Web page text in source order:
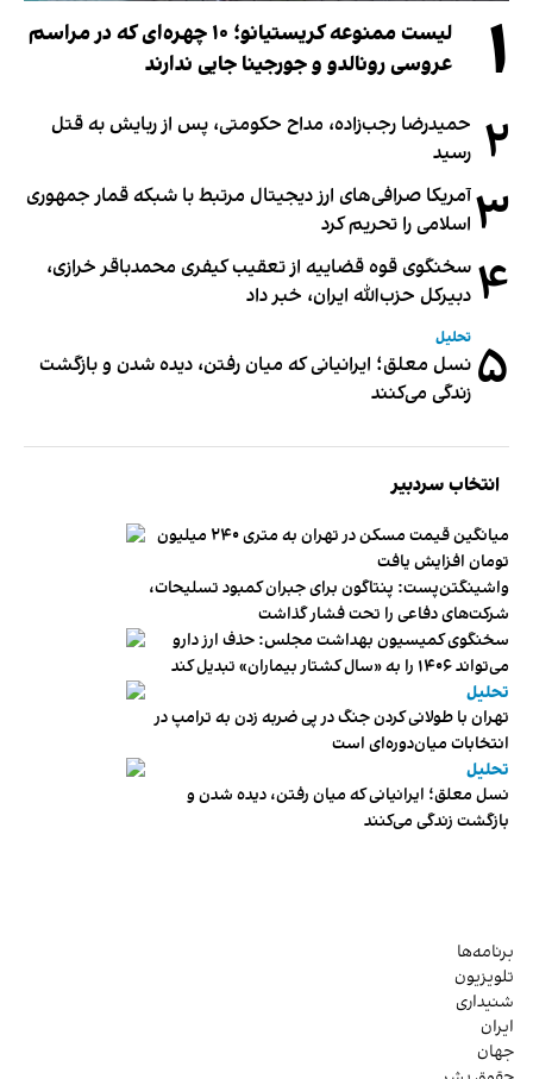
۱
لیست ممنوعه کریستیانو؛ ۱۰ چهره‌ای که در مراسم
عروسی رونالدو و جورجینا جایی ندارند
۲ حمیدرضا رجب‌زاده، مداح حکومتی، پس از ربایش به قتل
رسید
۳آمریکا صرافی‌های ارز دیجیتال مرتبط با شبکه قمار جمهوری
اسلامی را تحریم کرد
۴ سخنگوی قوه قضاییه از تعقیب کیفری محمدباقر خرازی،
دبیر‌کل حزب‌الله ایران، خبر داد
۵ تحلیل
نسل معلق؛ ایرانیانی که میان رفتن، دیده شدن و بازگشت
زندگی می‌کنند
انتخاب سردبیر
میانگین قیمت مسکن در تهران به متری ۲۴۰ میلیون
تومان افزایش یافت
واشینگتن‌پست: پنتاگون برای جبران کمبود تسلیحات،
شرکت‌های دفاعی را تحت فشار گذاشت
سخنگوی کمیسیون بهداشت مجلس: حذف ارز دارو
می‌تواند ۱۴۰۶ را به «سال کشتار بیماران» تبدیل کند
تحلیل
تهران با طولانی کردن جنگ در پی ضربه زدن به ترامپ در
انتخابات میان‌دوره‌ای است
تحلیل
نسل معلق؛ ایرانیانی که میان رفتن، دیده شدن و
بازگشت زندگی می‌کنند
برنامه‌ها
تلویزیون
شنیداری
ایران
جهان